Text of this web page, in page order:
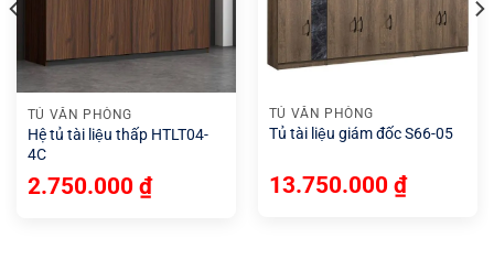
TỦ VĂN PHÒNG
Hệ tủ tài liệu thấp HTLT04-
4C
2.750.000 ₫
TỦ VĂN PHÒNG
Tủ tài liệu giám đốc S66-05
13.750.000 ₫